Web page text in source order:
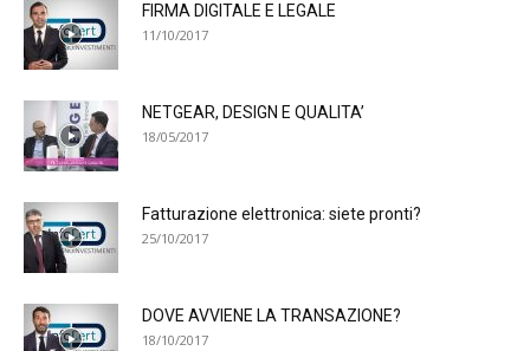
FIRMA DIGITALE E LEGALE
11/10/2017
NETGEAR, DESIGN E QUALITA’
18/05/2017
Fatturazione elettronica: siete pronti?
25/10/2017
DOVE AVVIENE LA TRANSAZIONE?
18/10/2017